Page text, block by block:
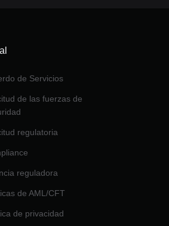
de Servicios
de las fuerzas de
regulatoria
reguladora
de AML/CFT
de privacidad